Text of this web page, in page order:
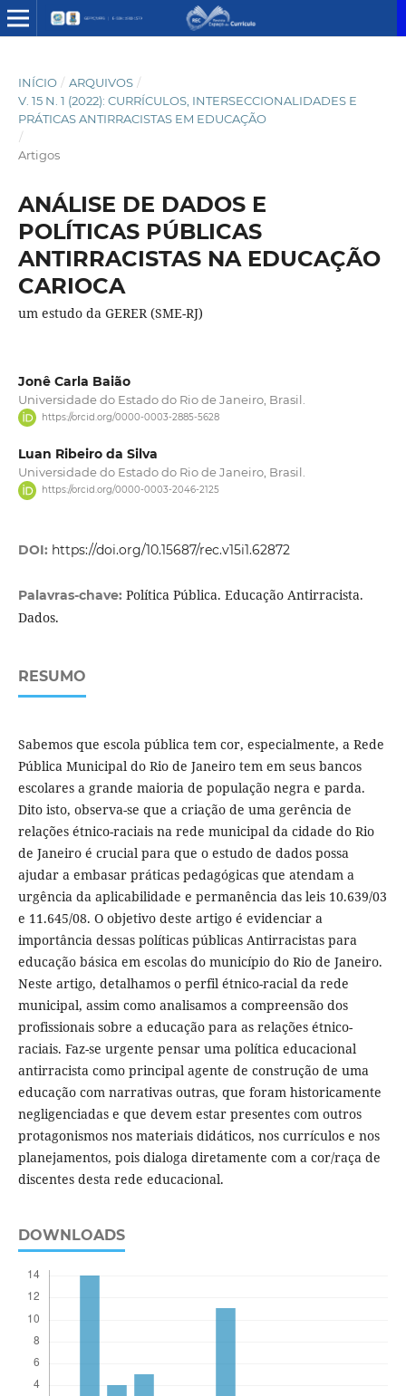
INÍCIO / ARQUIVOS /
V. 15 N. 1 (2022): CURRÍCULOS, INTERSECCIONALIDADES E
PRÁTICAS ANTIRRACISTAS EM EDUCAÇÃO
/
Artigos
ANÁLISE DE DADOS E
POLÍTICAS PÚBLICAS
ANTIRRACISTAS NA EDUCAÇÃO
CARIOCA
um estudo da GERER (SME-RJ)
Jonê Carla Baião
Universidade do Estado do Rio de Janeiro, Brasil.
https://orcid.org/0000-0003-2885-5628
Luan Ribeiro da Silva
Universidade do Estado do Rio de Janeiro, Brasil.
https://orcid.org/0000-0003-2046-2125
DOI: https://doi.org/10.15687/rec.v15i1.62872
Palavras-chave: Política Pública. Educação Antirracista.
Dados.
RESUMO
Sabemos que escola pública tem cor, especialmente, a Rede
Pública Municipal do Rio de Janeiro tem em seus bancos
escolares a grande maioria de população negra e parda.
Dito isto, observa-se que a criação de uma gerência de
relações étnico-raciais na rede municipal da cidade do Rio
de Janeiro é crucial para que o estudo de dados possa
ajudar a embasar práticas pedagógicas que atendam a
urgência da aplicabilidade e permanência das leis 10.639/03
e 11.645/08. O objetivo deste artigo é evidenciar a
importância dessas políticas públicas Antirracistas para
educação básica em escolas do município do Rio de Janeiro.
Neste artigo, detalhamos o perfil étnico-racial da rede
municipal, assim como analisamos a compreensão dos
profissionais sobre a educação para as relações étnico-
raciais. Faz-se urgente pensar uma política educacional
antirracista como principal agente de construção de uma
educação com narrativas outras, que foram historicamente
negligenciadas e que devem estar presentes com outros
protagonismos nos materiais didáticos, nos currículos e nos
planejamentos, pois dialoga diretamente com a cor/raça de
discentes desta rede educacional.
DOWNLOADS